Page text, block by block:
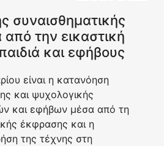
συναισθηματικής
την εικαστική
και εφήβους
είναι η κατανόηση
και ψυχολογικής
και εφήβων μέσα από τη
έκφρασης και η
της τέχνης στη